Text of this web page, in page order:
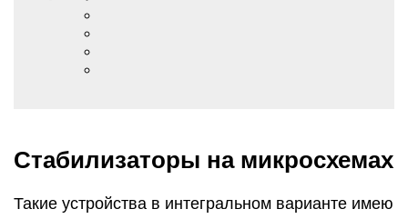
Стабилизаторы на микросхемах
Такие устройства в интегральном варианте имею